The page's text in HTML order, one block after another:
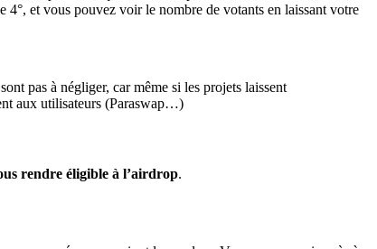
4°, et vous pouvez voir le nombre de votants en laissant votre
pas à négliger, car même si les projets laissent
aux utilisateurs (Paraswap…)
rendre éligible à l’airdrop.